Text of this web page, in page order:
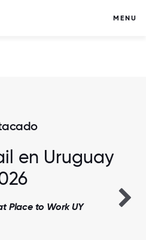
MENU
en Uruguay
Place to Work UY